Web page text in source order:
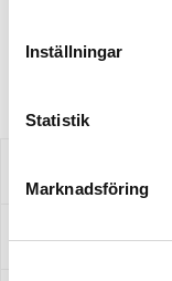
Inställningar
Statistik
Marknadsföring
Artikelnr: S2515R-3682
Specifikation